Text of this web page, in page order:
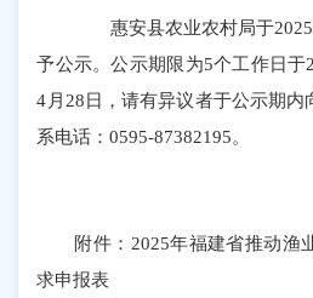
惠安县农业农村局于2025
予公示。公示期限为5个工作日于
4月28日，请有异议者于公示期内
系电话：0595-87382195。
附件： 2025年福建省推动渔
求申报表